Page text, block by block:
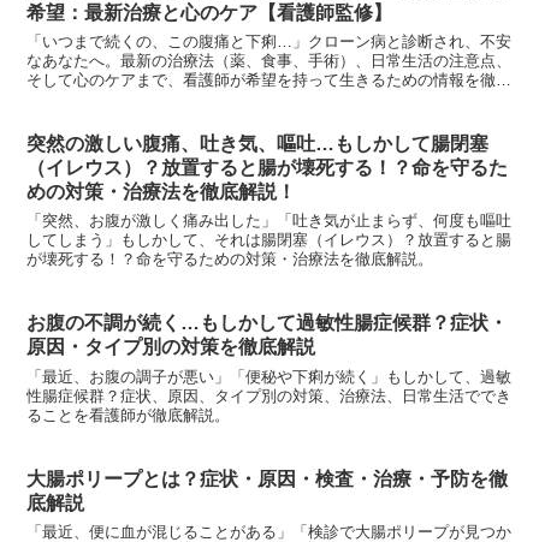
希望：最新治療と心のケア【看護師監修】
「いつまで続くの、この腹痛と下痢…」クローン病と診断され、不安
なあなたへ。最新の治療法（薬、食事、手術）、日常生活の注意点、
そして心のケアまで、看護師が希望を持って生きるための情報を徹底
突然の激しい腹痛、吐き気、嘔吐…もしかして腸閉塞
（イレウス）？放置すると腸が壊死する！？命を守るた
めの対策・治療法を徹底解説！
「突然、お腹が激しく痛み出した」「吐き気が止まらず、何度も嘔吐
してしまう」もしかして、それは腸閉塞（イレウス）？放置すると腸
が壊死する！？命を守るための対策・治療法を徹底解説。
お腹の不調が続く…もしかして過敏性腸症候群？症状・
原因・タイプ別の対策を徹底解説
「最近、お腹の調子が悪い」「便秘や下痢が続く」もしかして、過敏
性腸症候群？症状、原因、タイプ別の対策、治療法、日常生活ででき
ることを看護師が徹底解説。
大腸ポリープとは？症状・原因・検査・治療・予防を徹
底解説
「最近、便に血が混じることがある」「検診で大腸ポリープが見つか